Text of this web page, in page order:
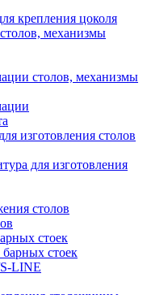
крепления цоколя
механизмы
столов, механизмы
изготовления столов
для изготовления
столов
стоек
стоек
LINE